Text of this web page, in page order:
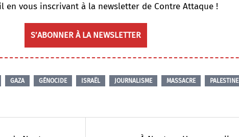
en vous inscrivant à la newsletter de Contre Attaque !
S’ABONNER À LA NEWSLETTER
GAZA GÉNOCIDE ISRAËL JOURNALISME MASSACRE PALESTINE